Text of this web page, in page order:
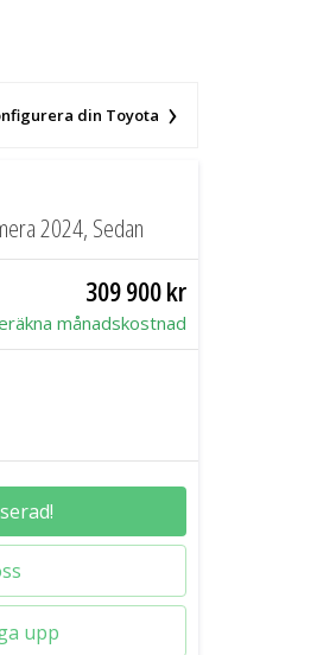
din Toyota
2024, Sedan
309 900 kr
månadskostnad
upp